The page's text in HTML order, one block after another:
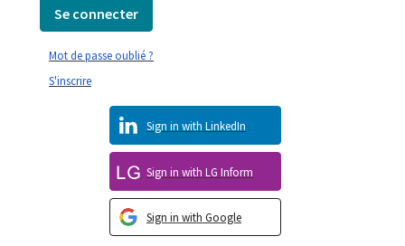
Se connecter
Sign in with Google
Sign in with LG Inform
Sign in with LinkedIn
S'inscrire
Mot de passe oublié ?